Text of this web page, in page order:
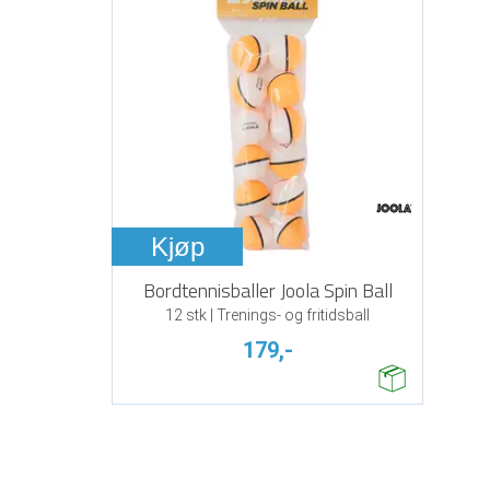
Kjøp
Bordtennisballer Joola Spin Ball
12 stk | Trenings- og fritidsball
179,-